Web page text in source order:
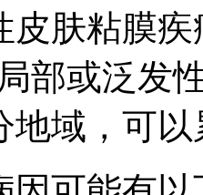
皮肤粘膜
部或泛发
地域，可